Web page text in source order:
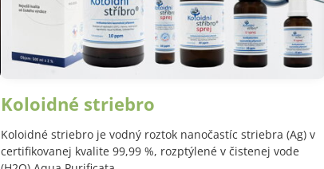
Koloidné striebro
Koloidné striebro je vodný roztok nanočastíc striebra (Ag) v
certifikovanej kvalite 99,99 %, rozptýlené v čistenej vode